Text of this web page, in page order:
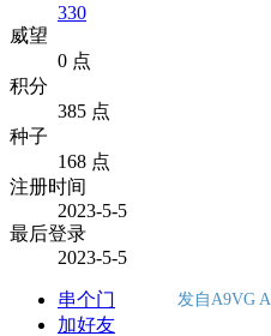
330
威望
0 点
积分
385 点
种子
168 点
注册时间
2023-5-5
最后登录
2023-5-5
串个门
加好友
发自A9VG